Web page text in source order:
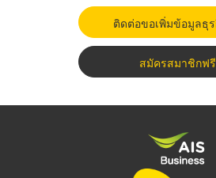
ติดต่อขอเพิ่มข้อมูลธุ
สมัครสมาชิกฟรี